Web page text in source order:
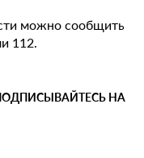
можно сообщить
112.
НА